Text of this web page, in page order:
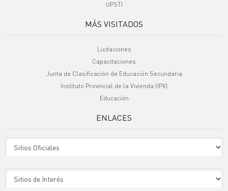
UPSTI
MÁS VISITADOS
Licitaciones
Capacitaciones
Junta de Clasificación de Educación Secundaria
Instituto Provincial de la Vivienda (IPV)
Educación
ENLACES